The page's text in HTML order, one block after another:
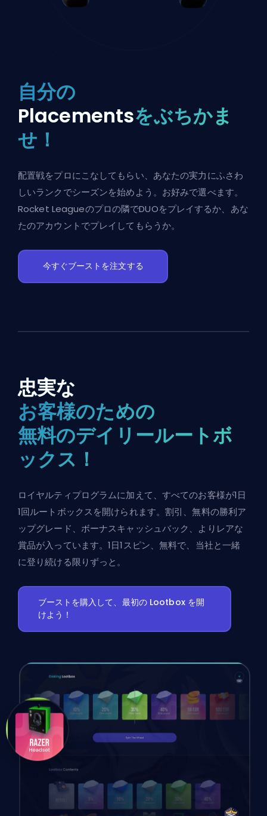
自分の
Placementsをぶちかま
せ！
配置戦をプロにこなしてもらい、あなたの実力にふさわ
しいランクでシーズンを始めよう。お好みで選べます。
Rocket Leagueのプロの隣でDUOをプレイするか、あな
たのアカウントでプレイしてもらうか。
今すぐブーストを注文する
忠実な
お客様のための
無料のデイリールートボ
ックス！
ロイヤルティプログラムに加えて、すべてのお客様が1日
1回ルートボックスを開けられます。割引、無料の勝利ア
ップグレード、ボーナスキャッシュバック、よりレアな
賞品が入っています。1日1スピン、無料で、当社と一緒
に登り続ける限りずっと。
ブーストを購入して、最初の Lootbox を開
けよう！